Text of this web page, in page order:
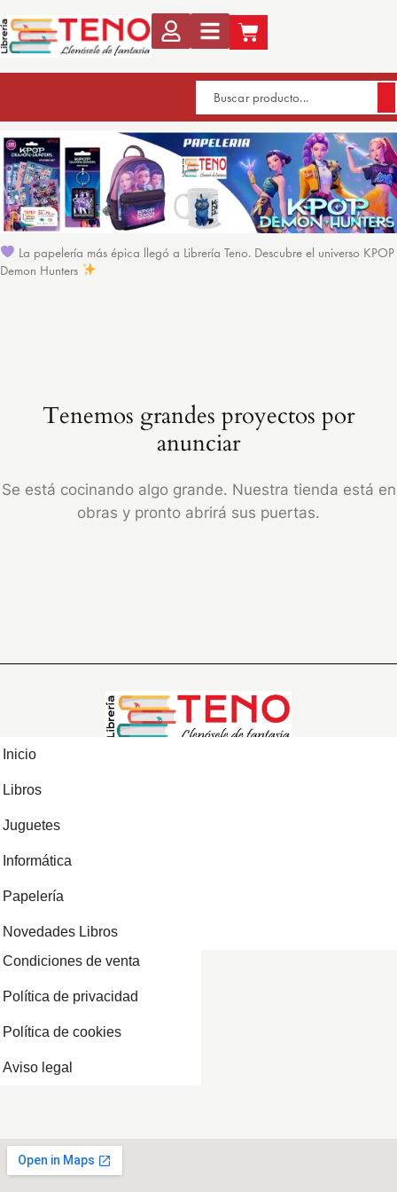
La papelería más épica llegó a Librería Teno. Descubre el universo KPOP
Demon Hunters
Tenemos grandes proyectos por
anunciar
Se está cocinando algo grande. Nuestra tienda está en
obras y pronto abrirá sus puertas.
Inicio
Libros
Juguetes
Informática
Papelería
Novedades Libros
Condiciones de venta
Política de privacidad
Política de cookies
Aviso legal